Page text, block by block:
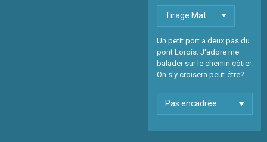
Un petit port a deux pas du
pont Lorois. J'adore me
balader sur le chemin côtier.
On s'y croisera peut-être?